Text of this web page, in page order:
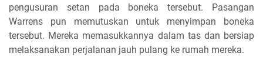
pengusuran setan pada boneka tersebut. Pasangan
Warrens pun memutuskan untuk menyimpan boneka
tersebut. Mereka memasukkannya dalam tas dan bersiap
melaksanakan perjalanan jauh pulang ke rumah mereka.